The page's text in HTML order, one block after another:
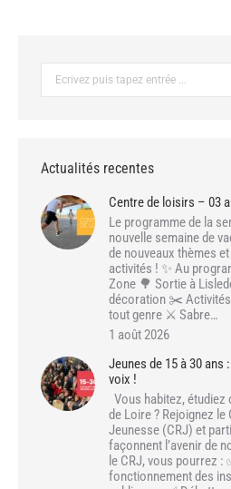
Actualités recentes
Centre de loisirs – 03
Le programme de la
nouvelle semaine de
de nouveaux thèmes
activités ! ✨ Au
Zone 🌳 Sortie à
décoration ✂️ Activités
tout genre ⚔️ Sabre…
1 août 2026
Jeunes de 15 à 30
voix !
Vous habitez, étudiez
de Loire ? Rejoignez le
Jeunesse (CRJ) et
façonnent l’avenir de
le CRJ, vous pourrez :
fonctionnement des